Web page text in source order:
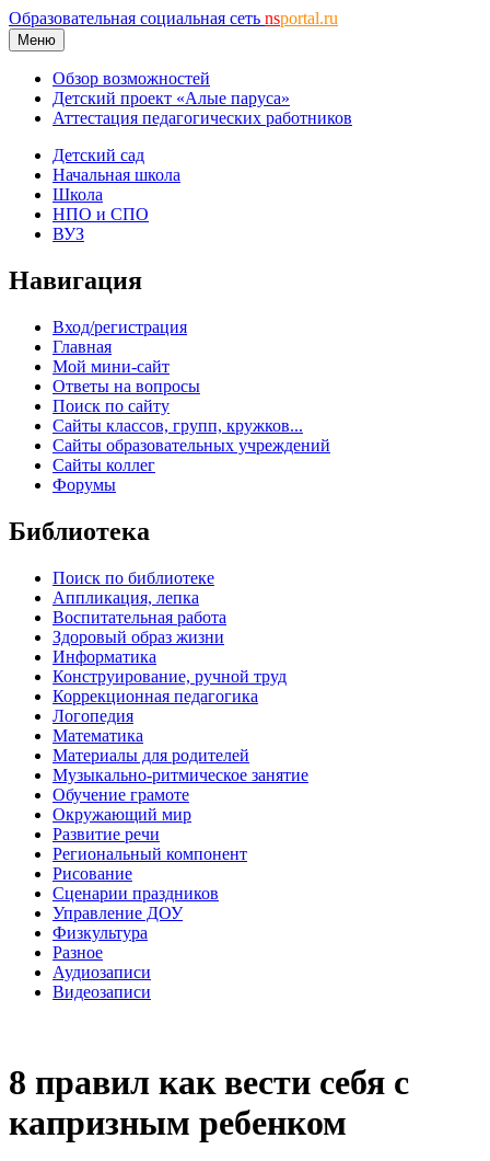
Образовательная социальная сеть nsportal.ru
Меню
Обзор возможностей
Детский проект «Алые паруса»
Аттестация педагогических работников
Детский сад
Начальная школа
Школа
НПО и СПО
ВУЗ
Навигация
Вход/регистрация
Главная
Мой мини-сайт
Ответы на вопросы
Поиск по сайту
Сайты классов, групп, кружков...
Сайты образовательных учреждений
Сайты коллег
Форумы
Библиотека
Поиск по библиотеке
Аппликация, лепка
Воспитательная работа
Здоровый образ жизни
Информатика
Конструирование, ручной труд
Коррекционная педагогика
Логопедия
Математика
Материалы для родителей
Музыкально-ритмическое занятие
Обучение грамоте
Окружающий мир
Развитие речи
Региональный компонент
Рисование
Сценарии праздников
Управление ДОУ
Физкультура
Разное
Аудиозаписи
Видеозаписи
8 правил как вести себя с
капризным ребенком